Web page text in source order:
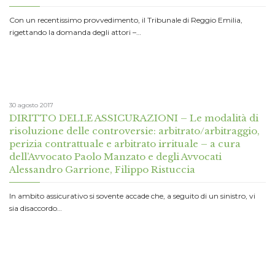
Con un recentissimo provvedimento, il Tribunale di Reggio Emilia,
rigettando la domanda degli attori –…
30 agosto 2017
DIRITTO DELLE ASSICURAZIONI – Le modalità di
risoluzione delle controversie: arbitrato/arbitraggio,
perizia contrattuale e arbitrato irrituale – a cura
dell’Avvocato Paolo Manzato e degli Avvocati
Alessandro Garrione, Filippo Ristuccia
In ambito assicurativo si sovente accade che, a seguito di un sinistro, vi
sia disaccordo…